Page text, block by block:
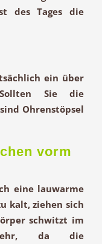
des Tages die
ein über
Sie die
Ohrenstöpsel
vorm
eine lauwarme
kalt, ziehen sich
schwitzt im
da die